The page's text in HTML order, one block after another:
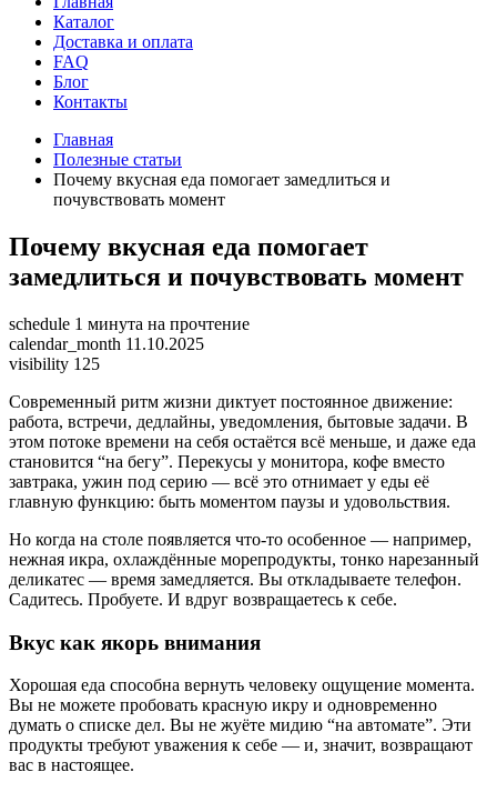
Каталог
Доставка и оплата
FAQ
Блог
Контакты
Главная
Полезные статьи
Почему вкусная еда помогает замедлиться и
почувствовать момент
Почему вкусная еда помогает
замедлиться и почувствовать момент
schedule 1 минута на прочтение
calendar_month 11.10.2025
visibility 125
Современный ритм жизни диктует постоянное движение:
работа, встречи, дедлайны, уведомления, бытовые задачи. В
этом потоке времени на себя остаётся всё меньше, и даже еда
становится “на бегу”. Перекусы у монитора, кофе вместо
завтрака, ужин под серию — всё это отнимает у еды её
главную функцию: быть моментом паузы и удовольствия.
Но когда на столе появляется что-то особенное — например,
нежная икра, охлаждённые морепродукты, тонко нарезанный
деликатес — время замедляется. Вы откладываете телефон.
Садитесь. Пробуете. И вдруг возвращаетесь к себе.
Вкус как якорь внимания
Хорошая еда способна вернуть человеку ощущение момента.
Вы не можете пробовать красную икру и одновременно
думать о списке дел. Вы не жуёте мидию “на автомате”. Эти
продукты требуют уважения к себе — и, значит, возвращают
вас в настоящее.